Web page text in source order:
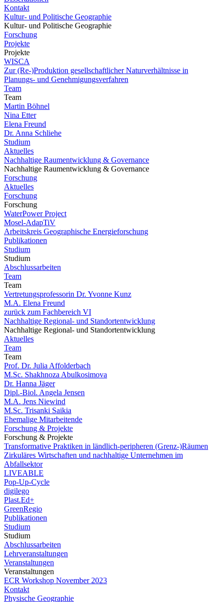
Kontakt
Kultur- und Politische Geographie
Kultur- und Politische Geographie
Forschung
Projekte
Projekte
WISCA
Zur (Re-)Produktion gesellschaftlicher Naturverhältnisse in
Planungs- und Genehmigungsverfahren
Team
Team
Martin Böhnel
Nina Etter
Elena Freund
Dr. Anna Schliehe
Studium
Aktuelles
Nachhaltige Raumentwicklung & Governance
Nachhaltige Raumentwicklung & Governance
Forschung
Aktuelles
Forschung
Forschung
WaterPower Project
Mosel-AdapTiV
Arbeitskreis Geographische Energieforschung
Publikationen
Studium
Studium
Abschlussarbeiten
Team
Team
Vertretungsprofessorin Dr. Yvonne Kunz
M.A. Elena Freund
zurück zum Fachbereich VI
Nachhaltige Regional- und Standortentwicklung
Nachhaltige Regional- und Standortentwicklung
Aktuelles
Team
Team
Prof. Dr. Julia Affolderbach
M.Sc. Shakhnoza Abulkosimova
Dr. Hanna Jäger
Dipl.-Biol. Angela Jensen
M.A. Jens Niewind
M.Sc. Trisanki Saikia
Ehemalige Mitarbeitende
Forschung & Projekte
Forschung & Projekte
Transformative Praktiken in ländlich-peripheren (Grenz-)Räumen
Zirkuläres Wirtschaften und nachhaltige Unternehmen im
Abfallsektor
LIVEABLE
Pop-Up-Cycle
digilego
Plast.Ed+
GreenRegio
Publikationen
Studium
Studium
Abschlussarbeiten
Lehrveranstaltungen
Veranstaltungen
Veranstaltungen
ECR Workshop November 2023
Kontakt
Physische Geographie